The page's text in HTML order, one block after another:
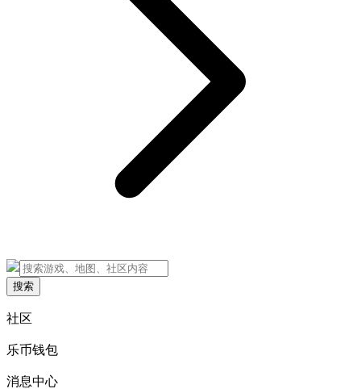
搜索
社区
乐币钱包
消息中心